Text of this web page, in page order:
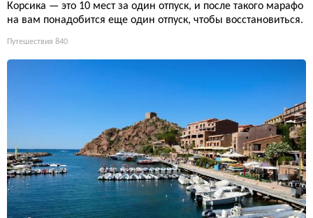
Корсика — это 10 мест за один отпуск, и после такого марафо
на вам понадобится еще один отпуск, чтобы восстановиться.
Путешествия 840